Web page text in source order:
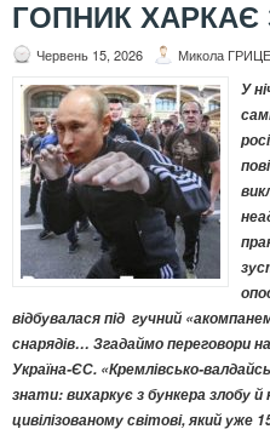
ГОПНИК
Червень 15, 2026 Микола
У
відбувалася під гучний
снарядів… Згадаймо переговори
Україна-ЄС. «Кремлівсько-
знати: вихаркує з бункера злобу
цивілізованому світові, який уже